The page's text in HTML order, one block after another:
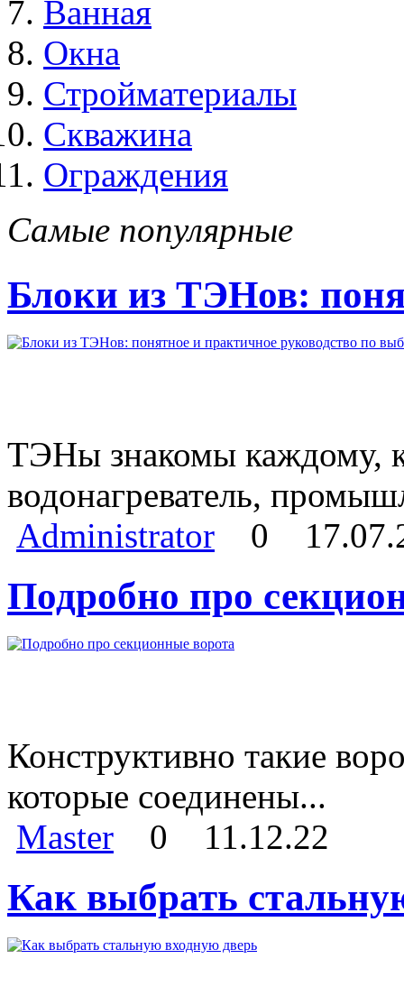
Ванная
Окна
Стройматериалы
Скважина
Ограждения
Самые популярные
Блоки из ТЭНов:
ТЭНы знакомы каждому,
водонагреватель,
Administrator
0
Подробно про
Конструктивно такие
которые соединены...
Master
0 11.12.22
Как выбрать